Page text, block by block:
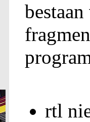
rtl